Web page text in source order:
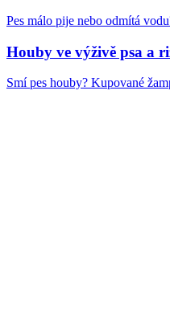
Pes málo pije nebo odmítá
Houby ve výživě psa a
Smí pes houby? Kupované